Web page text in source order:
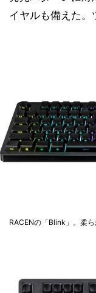
イヤルも備えた。
RACENの「Blink」。柔